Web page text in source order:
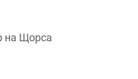
на Щорса